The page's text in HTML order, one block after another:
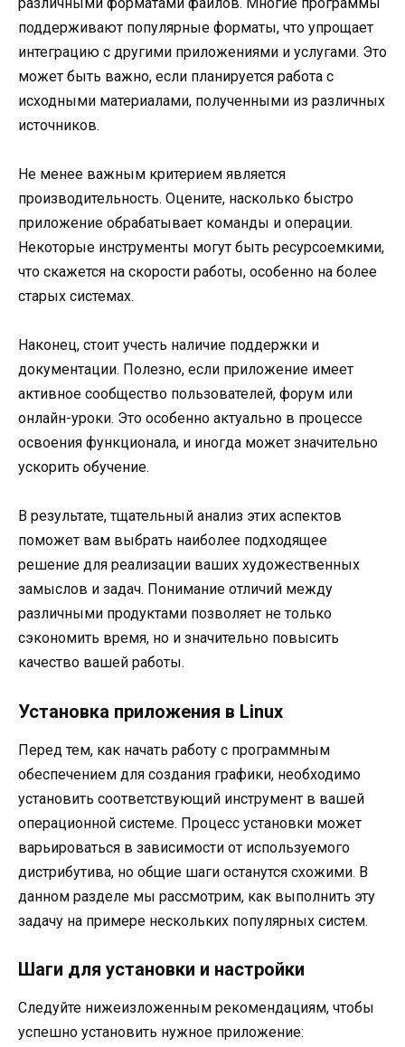
поддерживают популярные форматы, что упрощает
интеграцию с другими приложениями и услугами. Это
может быть важно, если планируется работа с
исходными материалами, полученными из различных
источников.
Не менее важным критерием является
производительность. Оцените, насколько быстро
приложение обрабатывает команды и операции.
Некоторые инструменты могут быть ресурсоемкими,
что скажется на скорости работы, особенно на более
старых системах.
Наконец, стоит учесть наличие поддержки и
документации. Полезно, если приложение имеет
активное сообщество пользователей, форум или
онлайн-уроки. Это особенно актуально в процессе
освоения функционала, и иногда может значительно
ускорить обучение.
В результате, тщательный анализ этих аспектов
поможет вам выбрать наиболее подходящее
решение для реализации ваших художественных
замыслов и задач. Понимание отличий между
различными продуктами позволяет не только
сэкономить время, но и значительно повысить
качество вашей работы.
Установка приложения в Linux
Перед тем, как начать работу с программным
обеспечением для создания графики, необходимо
установить соответствующий инструмент в вашей
операционной системе. Процесс установки может
варьироваться в зависимости от используемого
дистрибутива, но общие шаги останутся схожими. В
данном разделе мы рассмотрим, как выполнить эту
задачу на примере нескольких популярных систем.
Шаги для установки и настройки
Следуйте нижеизложенным рекомендациям, чтобы
успешно установить нужное приложение: